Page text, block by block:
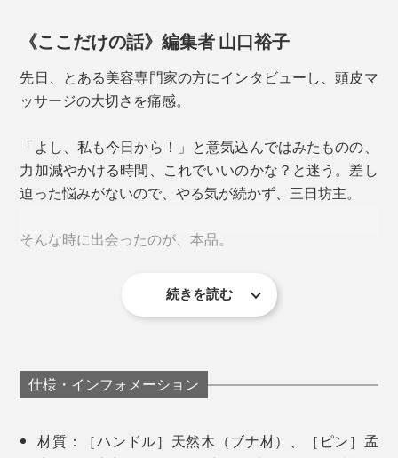
頭頂部や首筋など、頭皮全体をまんべんなく。
上、「サンエア」津村社長の信念。
全国から送られてくるブラシの修理を、80歳を超えた社
長が、ひとりでこなしているというから驚きです。
真っ黒になったブラシ、ペットにかじられたブラシ、家
族の形見のブラシ…、いろいろなブラシが社長の元に送
られてくるそう。
それらの汚れをキレイにし、台座を替え、ピンを植え替
《ここだけの話》編集者 山口裕子
先日、とある美容専門家の方にインタビューし、頭皮マ
ッサージの大切さを痛感。
「よし、私も今日から！」と意気込んではみたものの、
力加減やかける時間、これでいいのかな？と迷う。差し
迫った悩みがないので、やる気が続かず、三日坊主。
そんな時に出会ったのが、本品。
続きを読む
仕様・インフォメーション
材質：［ハンドル］天然木（ブナ材）、［ピン］孟